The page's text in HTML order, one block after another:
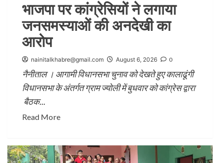
भाजपा पर कांग्रेसियों ने लगाया
जनसमस्याओं की अनदेखी का
आरोप
nainitalkhabre@gmail.com August 6, 2026 0
नैनीताल । आगामी विधानसभा चुनाव को देखते हुए कालाढूंगी
विधानसभा के अंतर्गत ग्राम ज्योली में बुधवार को कांग्रेस द्वारा
बैठक...
Read More